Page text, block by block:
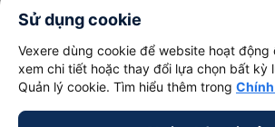
Thuê xe
Hà Nội đi Ninh Bình
Hà Nội đi Hạ Long
Hà Nội đi Sa Pa
Sử dụng cookie
Vexere dùng cookie để website hoạt động
xem chi tiết hoặc thay đổi lựa chọn bất kỳ
Quản lý cookie. Tìm hiểu thêm trong